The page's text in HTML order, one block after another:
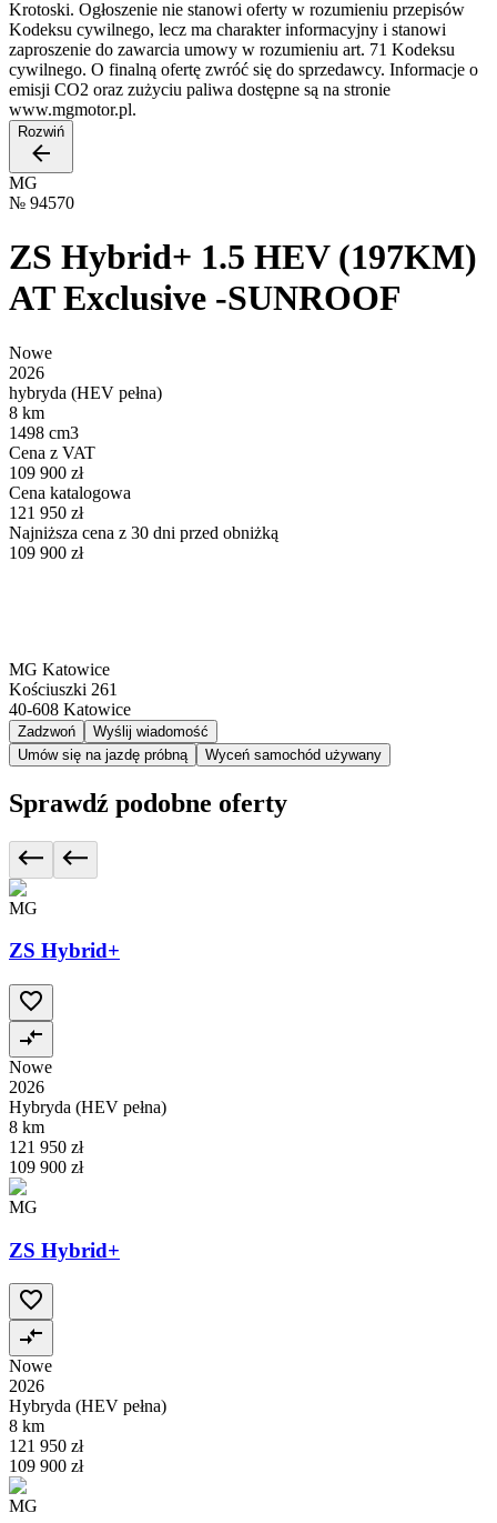
Krotoski. Ogłoszenie nie stanowi oferty w rozumieniu przepisów
Kodeksu cywilnego, lecz ma charakter informacyjny i stanowi
zaproszenie do zawarcia umowy w rozumieniu art. 71 Kodeksu
cywilnego. O finalną ofertę zwróć się do sprzedawcy. Informacje o
emisji CO2 oraz zużyciu paliwa dostępne są na stronie
www.mgmotor.pl.
Rozwiń
MG
№ 94570
ZS Hybrid+ 1.5 HEV (197KM)
AT Exclusive -SUNROOF
Nowe
2026
hybryda (HEV pełna)
8 km
1498 cm3
Cena z VAT
109 900 zł
Cena katalogowa
121 950 zł
Najniższa cena z 30 dni przed obniżką
109 900 zł
MG Katowice
Kościuszki 261
40-608 Katowice
Zadzwoń
Wyślij wiadomość
Umów się na jazdę próbną
Wyceń samochód używany
Sprawdź podobne oferty
MG
ZS Hybrid+
Nowe
2026
Hybryda (HEV pełna)
8 km
121 950 zł
109 900 zł
MG
ZS Hybrid+
Nowe
2026
Hybryda (HEV pełna)
8 km
121 950 zł
109 900 zł
MG